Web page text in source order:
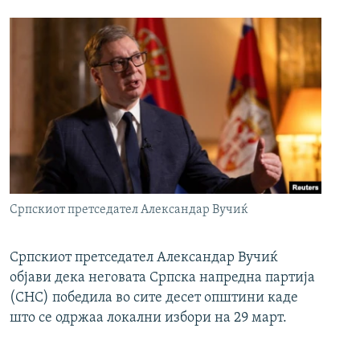
Српскиот претседател Александар Вучиќ
Српскиот претседател Александар Вучиќ
објави дека неговата Српска напредна партија
(СНС) победила во сите десет општини каде
што се одржаа локални избори на 29 март.